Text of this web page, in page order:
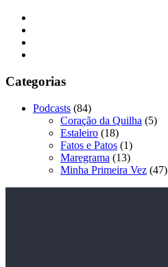
Categorias
Podcasts (84)
Coração da Quilha (5)
Estaleiro (18)
Fatos e Patos (1)
Maregrama (13)
Minha Primeira Vez (47)